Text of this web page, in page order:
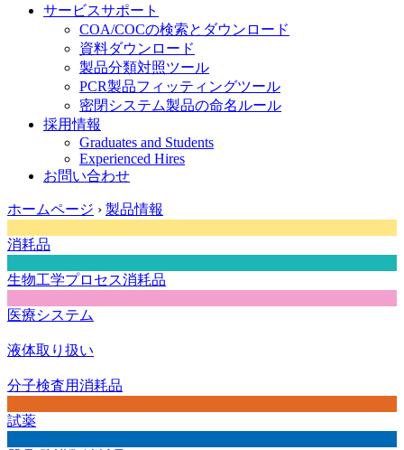
サービスサポート
COA/COCの検索とダウンロード
資料ダウンロード
製品分類対照ツール
PCR製品フィッティングツール
密閉システム製品の命名ルール
採用情報
Graduates and Students
Experienced Hires
お問い合わせ
ホームページ › 製品情報
消耗品
生物工学プロセス消耗品
医療システム
液体取り扱い
分子検査用消耗品
試薬